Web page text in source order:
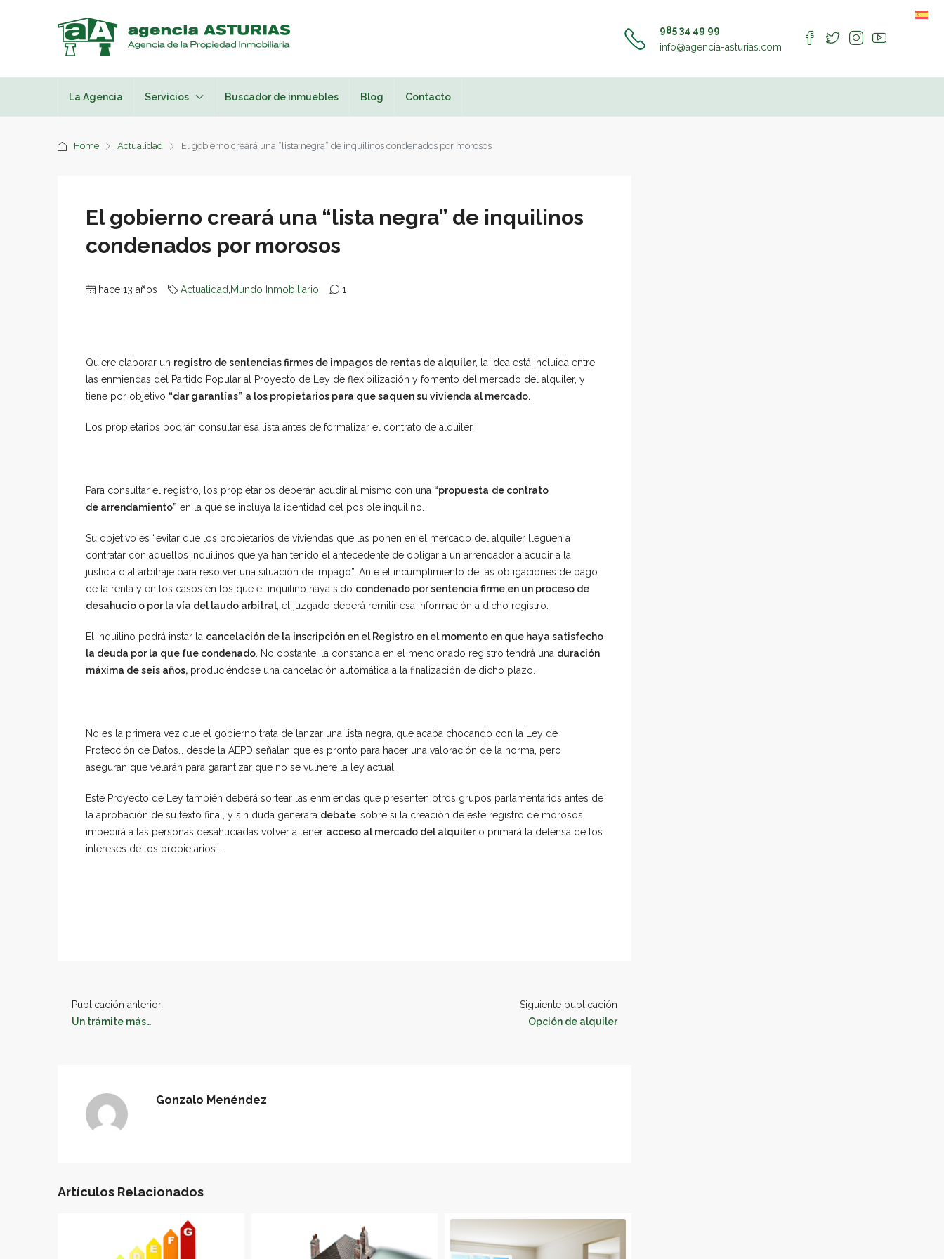
985 34 49 99
info@agencia-asturias.com
La Agencia Servicios Buscador de inmuebles Blog Contacto
Home Actualidad El gobierno creará una “lista negra” de inquilinos condenados por morosos
El gobierno creará una “lista negra” de inquilinos
condenados por morosos
hace 13 años Actualidad Mundo Inmobiliario 1
Quiere elaborar un registro de sentencias firmes de impagos de rentas de alquiler, la idea está incluida entre
las enmiendas del Partido Popular al Proyecto de Ley de flexibilización y fomento del mercado del alquiler, y
tiene por objetivo “dar garantías” a los propietarios para que saquen su vivienda al mercado.
Los propietarios podrán consultar esa lista antes de formalizar el contrato de alquiler.
Para consultar el registro, los propietarios deberán acudir al mismo con una “propuesta de contrato
de arrendamiento” en la que se incluya la identidad del posible inquilino.
Su objetivo es “evitar que los propietarios de viviendas que las ponen en el mercado del alquiler lleguen a
contratar con aquellos inquilinos que ya han tenido el antecedente de obligar a un arrendador a acudir a la
justicia o al arbitraje para resolver una situación de impago”. Ante el incumplimiento de las obligaciones de pago
de la renta y en los casos en los que el inquilino haya sido condenado por sentencia firme en un proceso de
desahucio o por la vía del laudo arbitral, el juzgado deberá remitir esa información a dicho registro.
El inquilino podrá instar la cancelación de la inscripción en el Registro en el momento en que haya satisfecho
la deuda por la que fue condenado . No obstante, la constancia en el mencionado registro tendrá una duración
máxima de seis años, produciéndose una cancelación automática a la finalización de dicho plazo.
No es la primera vez que el gobierno trata de lanzar una lista negra, que acaba chocando con la Ley de
Protección de Datos… desde la AEPD señalan que es pronto para hacer una valoración de la norma, pero
aseguran que velarán para garantizar que no se vulnere la ley actual.
Este Proyecto de Ley también deberá sortear las enmiendas que presenten otros grupos parlamentarios antes de
la aprobación de su texto final, y sin duda generará debate sobre si la creación de este registro de morosos
impedirá a las personas desahuciadas volver a tener acceso al mercado del alquilero primará la defensa de los
intereses de los propietarios…
Publicación anterior
Un trámite más…
Siguiente publicación
Opción de alquiler
Gonzalo Menéndez
Artículos Relacionados